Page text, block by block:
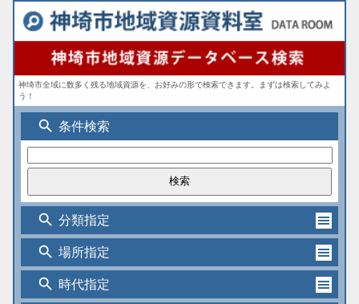
神埼市全域に数多く残る地域資源を、お好みの形で検索できます。まずは検索してみよ
う！
search 条件検索
search 分類指定
search 場所指定
search 時代指定